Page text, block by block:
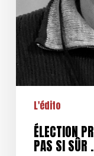
L'édito
ÉLECTION
PAS SI